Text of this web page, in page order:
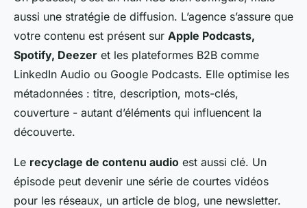
aussi une stratégie de diffusion. L’agence s’assure que
votre contenu est présent sur Apple Podcasts,
Spotify, Deezer et les plateformes B2B comme
LinkedIn Audio ou Google Podcasts. Elle optimise les
métadonnées : titre, description, mots-clés,
couverture - autant d’éléments qui influencent la
découverte.
Le recyclage de contenu audio est aussi clé. Un
épisode peut devenir une série de courtes vidéos
pour les réseaux, un article de blog, une newsletter.